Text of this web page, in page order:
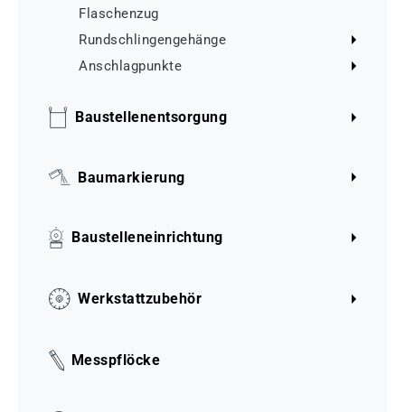
Flaschenzug
Rundschlingengehänge
Anschlagpunkte
Baustellenentsorgung
Baumarkierung
Baustelleneinrichtung
Werkstattzubehör
Messpflöcke